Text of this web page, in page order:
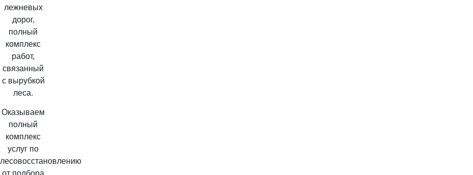
лежневых
дорог,
полный
комплекс
работ,
связанный
с вырубкой
леса.
Оказываем
полный
комплекс
услуг по
лесовосстановлению